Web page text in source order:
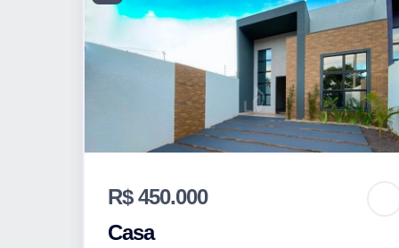
R$ 450.000
Casa